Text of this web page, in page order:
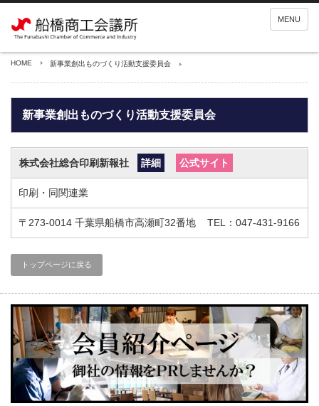
MENU
HOME 新事業創出ものづくり活動支援委員会
新事業創出ものづくり活動支援委員会
株式会社総合印刷新報社 詳細 公式サイト
印刷・同関連業
〒273-0014 千葉県船橋市高瀬町32番地 TEL：047-431-9166
トップページに戻る